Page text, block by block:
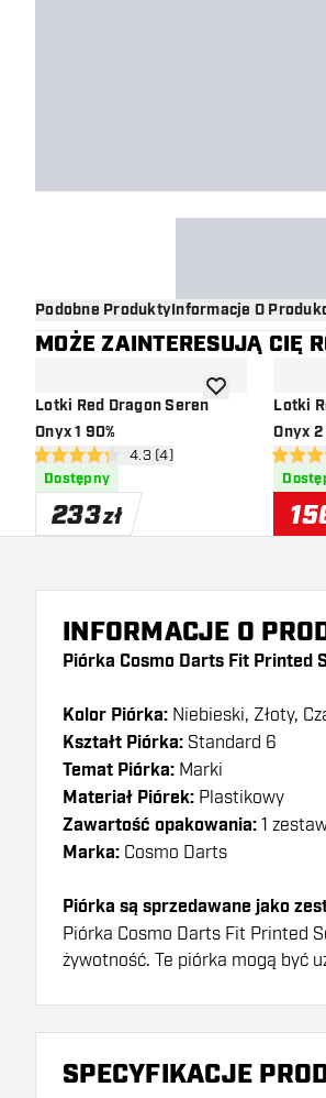
Podobne ProduktyInformacje O
MOŻE ZAINTERESUJĄ CIĘ
Lotki Red Dragon Seren
Onyx 1 90%
otwórz panel recenzji
4.3 gwiazdki oceny
4.3 (4)
Dostępny
233zł
dodaj do listyLotki
Onyx 2
5
INFORMACJE O
Piórka Cosmo Darts Fit Printed
Kolor Piórka: Niebieski, Złoty,
Kształt Piórka: Standard 6
Temat Piórka: Marki
Materiał Piórek: Plastikowy
Zawartość opakowania: 1
Marka: Cosmo Darts
Piórka są sprzedawane jako
Piórka Cosmo Darts Fit Printed
żywotność. Te piórka mogą być
Upewnij się, że masz pod ręką
uszkodzone lub złamane w
SPECYFIKACJE